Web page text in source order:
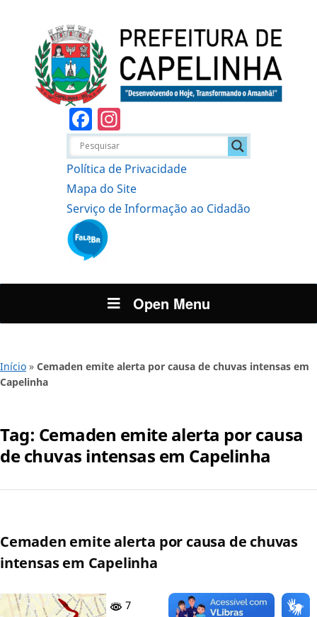
Facebook
Política de Privacidade
Mapa do Site
Serviço de Informação ao Cidadão
Open Menu
Início » Cemaden emite alerta por causa de chuvas intensas em
Capelinha
Tag: Cemaden emite alerta por causa
de chuvas intensas em Capelinha
Cemaden emite alerta por causa de chuvas
intensas em Capelinha
7